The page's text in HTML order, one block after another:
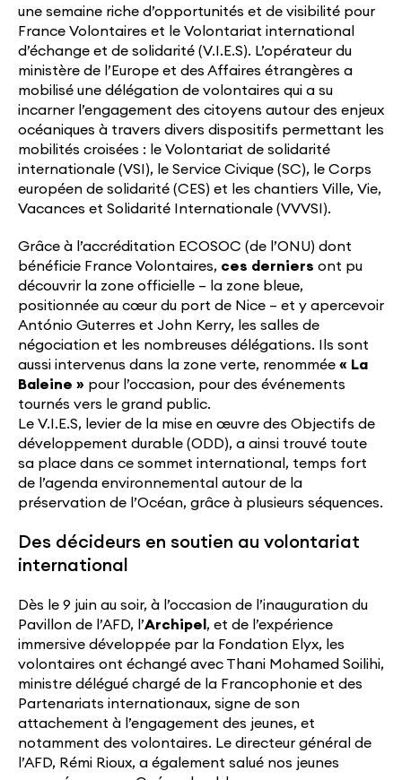
une semaine riche d’opportunités et de visibilité pour
France Volontaires et le Volontariat international
d’échange et de solidarité (V.I.E.S). L’opérateur du
ministère de l’Europe et des Affaires étrangères a
mobilisé une délégation de volontaires qui a su
incarner l’engagement des citoyens autour des enjeux
océaniques à travers divers dispositifs permettant les
mobilités croisées : le Volontariat de solidarité
internationale (VSI), le Service Civique (SC), le Corps
européen de solidarité (CES) et les chantiers Ville, Vie,
Vacances et Solidarité Internationale (VVVSI).
Grâce à l’accréditation ECOSOC (de l’ONU) dont
bénéficie France Volontaires, ces derniers ont pu
découvrir la zone officielle – la zone bleue,
positionnée au cœur du port de Nice – et y apercevoir
António Guterres et John Kerry, les salles de
négociation et les nombreuses délégations. Ils sont
aussi intervenus dans la zone verte, renommée « La
Baleine » pour l’occasion, pour des événements
tournés vers le grand public.
Le V.I.E.S, levier de la mise en œuvre des Objectifs de
développement durable (ODD), a ainsi trouvé toute
sa place dans ce sommet international, temps fort
de l’agenda environnemental autour de la
préservation de l’Océan, grâce à plusieurs séquences.
Des décideurs en soutien au volontariat
international
Dès le 9 juin au soir, à l’occasion de l’inauguration du
Pavillon de l’AFD, l’Archipel , et de l’expérience
immersive développée par la Fondation Elyx, les
volontaires ont échangé avec Thani Mohamed Soilihi,
ministre délégué chargé de la Francophonie et des
Partenariats internationaux, signe de son
attachement à l’engagement des jeunes, et
notamment des volontaires. Le directeur général de
l’AFD, Rémi Rioux, a également salué nos jeunes